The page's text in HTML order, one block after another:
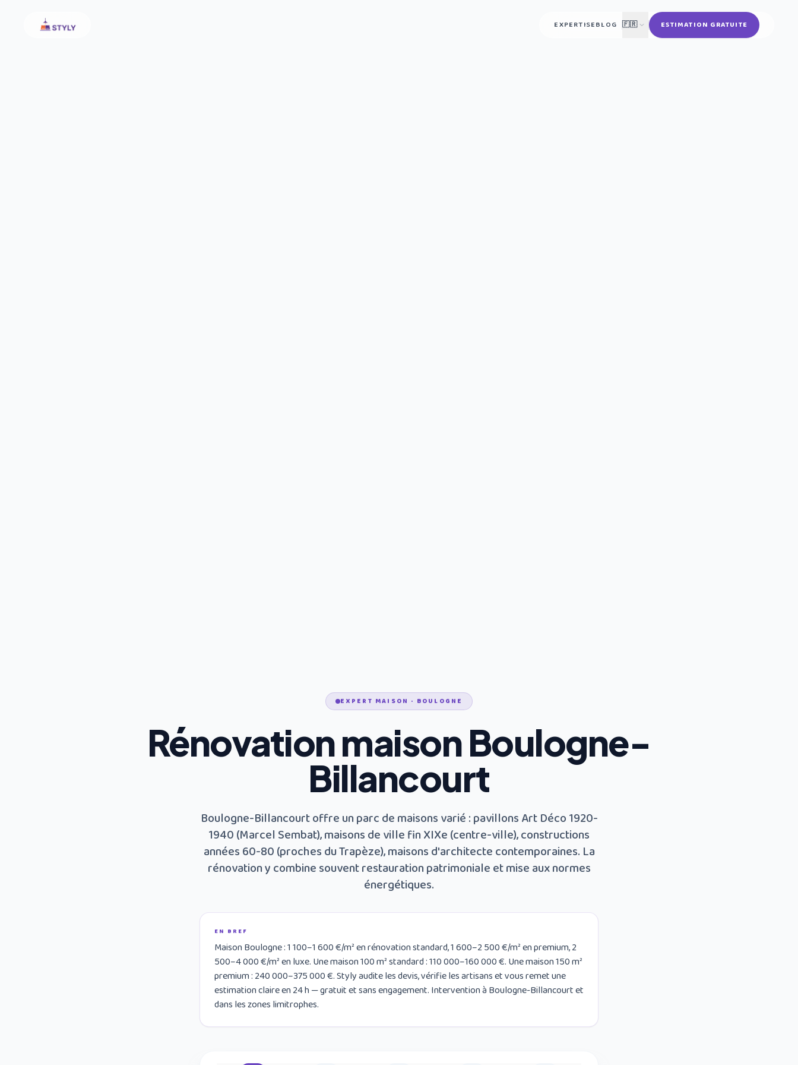
EXPERTISEBLOG 🇫🇷 ESTIMATION GRATUITE
EXPERT MAISON · BOULOGNE
Rénovation maison Boulogne-
Billancourt
Boulogne-Billancourt offre un parc de maisons varié : pavillons Art Déco 1920-
1940 (Marcel Sembat), maisons de ville fin XIXe (centre-ville), constructions
années 60-80 (proches du Trapèze), maisons d'architecte contemporaines. La
rénovation y combine souvent restauration patrimoniale et mise aux normes
énergétiques.
EN BREF
Maison Boulogne : 1 100–1 600 €/m² en rénovation standard, 1 600–2 500 €/m² en premium, 2
500–4 000 €/m² en luxe. Une maison 100 m² standard : 110 000–160 000 €. Une maison 150 m²
premium : 240 000–375 000 €. Styly audite les devis, vérifie les artisans et vous remet une
estimation claire en 24 h — gratuit et sans engagement. Intervention à Boulogne-Billancourt et
dans les zones limitrophes.